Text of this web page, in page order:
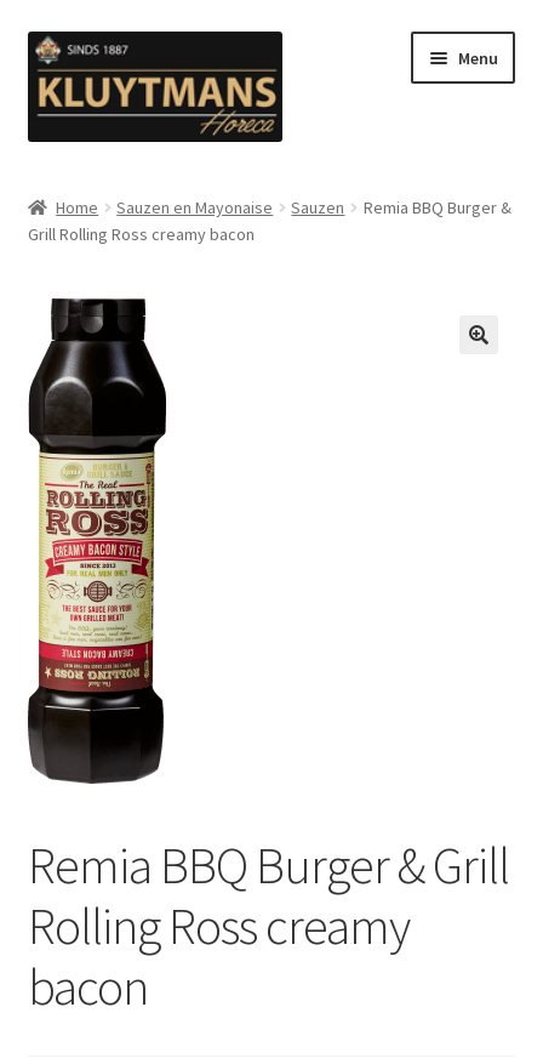
Ga
door
naar
navigatie
Ga
naar
de
inhoud
Menu
Kip en Gevogelte
Luuks Favoriet IJS & Deserts
Vetten
Sauzen en Mayonaise
Koffie
Dranken
Droge Kruidenierswaren
Frites
Koeling
Salades
Stoverijen
Maaltijden Diepvries
Home Sauzen en Mayonaise Sauzen
Remia BBQ Burger &
Grill Rolling Ross creamy bacon
Remia BBQ Burger & Grill
Rolling Ross creamy
bacon